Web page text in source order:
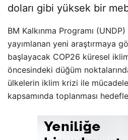
doları gibi yüksek bir
BM Kalkınma Programı
yayımlanan yeni araştırmaya
başlayacak COP26 küresel
öncesindeki düğüm
ülkelerin iklim krizi ile
kapsamında toplanması